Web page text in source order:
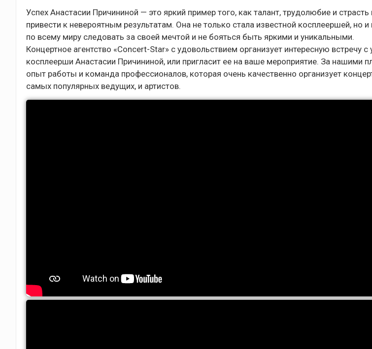
Успех Анастасии Причининой — это яркий пример того, как талант, трудолюбие и
привести к невероятным результатам. Она не только стала известной косплеершей, но
по всему миру следовать за своей мечтой и не бояться быть яркими и уникальными.
Концертное агентство «Concert-Star» с удовольствием организует интересную встречу с
косплеерши Анастасии Причининой, или пригласит ее на ваше мероприятие. За нашими
опыт работы и команда профессионалов, которая очень качественно организует
самых популярных ведущих, и артистов.